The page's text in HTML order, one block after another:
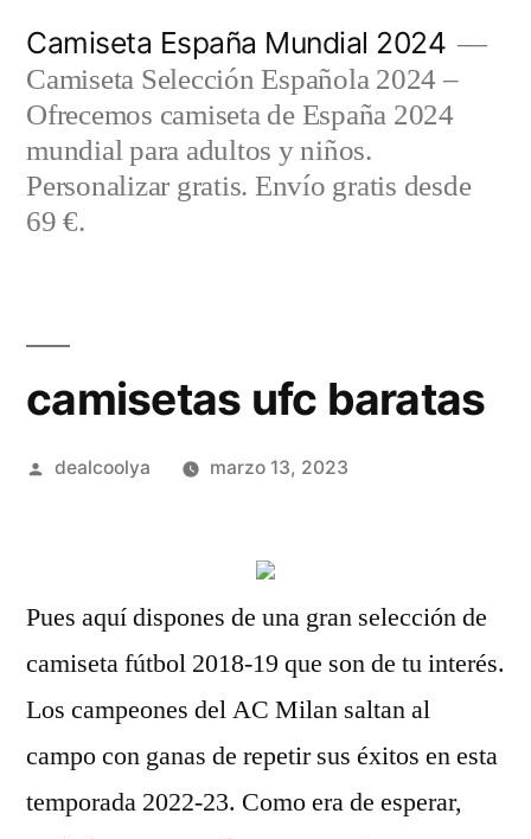
contenido
Camiseta España Mundial 2024
Camiseta Selección Española 2024 –
Ofrecemos camiseta de España 2024
mundial para adultos y niños.
Personalizar gratis. Envío gratis desde
69 €.
camisetas ufc baratas
Publicado
dealcoolya marzo 13, 2023
Pues aquí dispones de una gran selección de
camiseta fútbol 2018-19 que son de tu interés.
Los campeones del AC Milan saltan al
campo con ganas de repetir sus éxitos en esta
temporada 2022-23. Como era de esperar,